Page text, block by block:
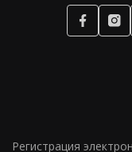
Регистрация